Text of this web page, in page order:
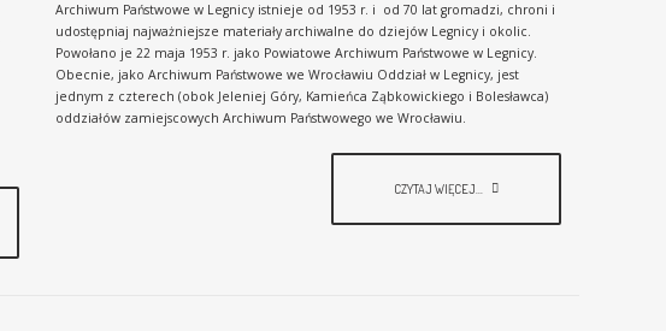
Archiwum Państwowe w Legnicy istnieje od 1953 r. i od 70 lat gromadzi, chroni i
udostępniaj najważniejsze materiały archiwalne do dziejów Legnicy i okolic.
Powołano je 22 maja 1953 r. jako Powiatowe Archiwum Państwowe w Legnicy.
Obecnie, jako Archiwum Państwowe we Wrocławiu Oddział w Legnicy, jest
jednym z czterech (obok Jeleniej Góry, Kamieńca Ząbkowickiego i Bolesławca)
oddziałów zamiejscowych Archiwum Państwowego we Wrocławiu.
CZYTAJ WIĘCEJ...